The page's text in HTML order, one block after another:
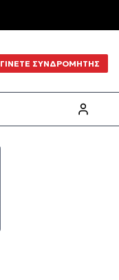
ΓΙΝΕΤΕ ΣΥΝΔΡΟΜΗΤΗΣ